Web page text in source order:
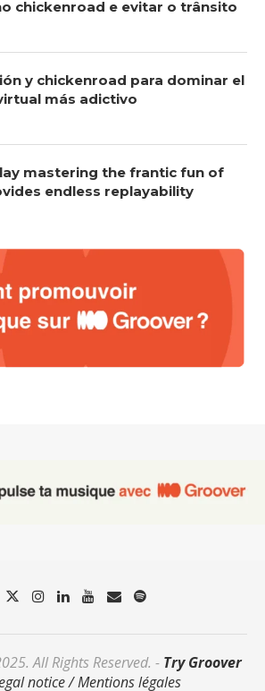
chickenroad e evitar o trânsito
y chickenroad para dominar el
más adictivo
mastering the frantic fun of
endless replayability
All Rights Reserved. - Try Groover
notice / Mentions légales